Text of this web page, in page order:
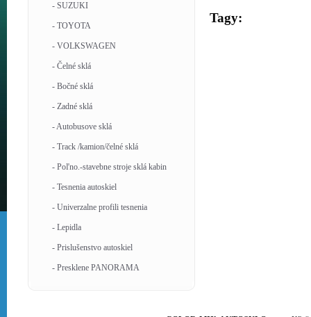
- SUZUKI
- TOYOTA
- VOLKSWAGEN
- Čelné sklá
- Bočné sklá
- Zadné sklá
- Autobusove sklá
- Track /kamion/čelné sklá
- Poľno.-stavebne stroje sklá kabin
- Tesnenia autoskiel
- Univerzalne profili tesnenia
- Lepidla
- Prislušenstvo autoskiel
- Presklene PANORAMA
Tagy: